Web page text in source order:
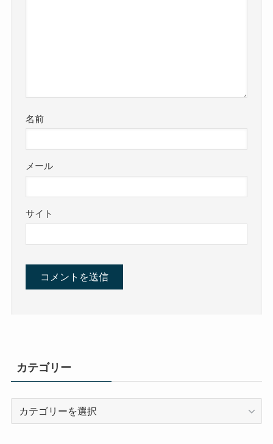
名前
メール
サイト
カテゴリー